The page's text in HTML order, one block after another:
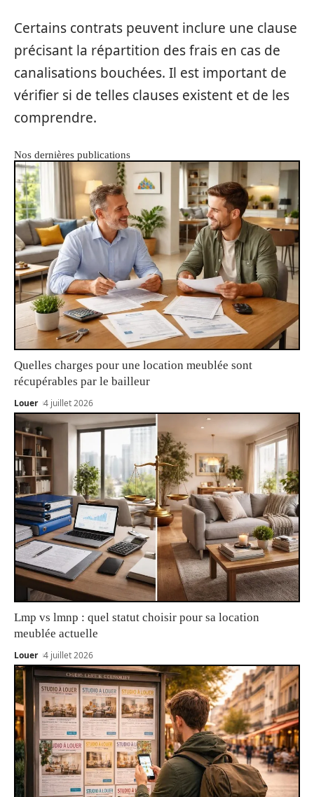
Certains contrats peuvent inclure une clause
précisant la répartition des frais en cas de
canalisations bouchées. Il est important de
vérifier si de telles clauses existent et de les
comprendre.
Nos dernières publications
Quelles charges pour une location meublée sont
récupérables par le bailleur
Louer 4 juillet 2026
Lmp vs lmnp : quel statut choisir pour sa location
meublée actuelle
Louer 4 juillet 2026